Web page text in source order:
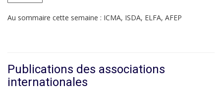
Au sommaire cette semaine : ICMA, ISDA, ELFA, AFEP
Publications des associations
internationales